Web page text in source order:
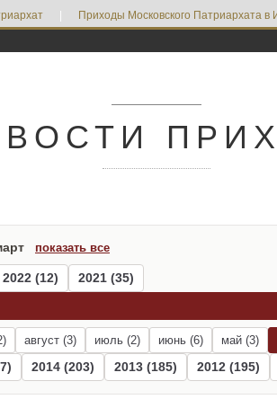
Приходы Московского Патриархата в
показать все
2022 (12)
2021 (35)
август (3) июль (2) июнь (6) май (3)
2014 (203) 2013 (185) 2012 (195)